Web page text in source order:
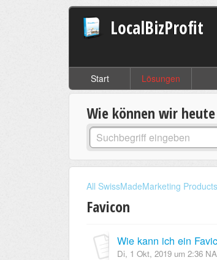
LocalBizProfit
Start Lösungen
Wie können wir
All SwissMadeMarketing Products
Favicon
Wie kann ich ein
Di, 1 Okt, 2019 um 2:36